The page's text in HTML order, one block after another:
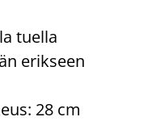
tuella
erikseen
28 cm